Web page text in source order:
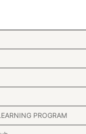
PROGRAM